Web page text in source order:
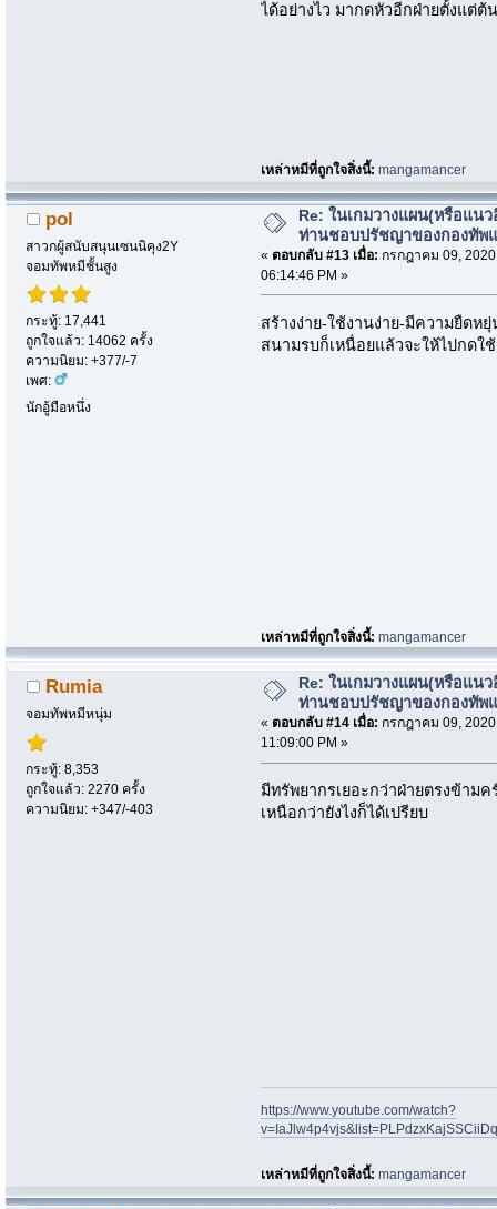
ได้อย่างไว มากดหัวอีกฝ่ายตั้งแต่ต้
เหล่าหมีที่ถูกใจสิ่งนี้:mangamancer
pol
สาวกผู้สนับสนุนเซนนิคุง2Y
จอมทัพหมีชั้นสูง
กระทู้: 17,441
ถูกใจแล้ว: 14062 ครั้ง
ความนิยม: +377/-7
เพศ:
นักอู้มือหนึ่ง
Re: ในเกมวางแผน(หรือแน
ท่านชอบปรัชญาของกองทัพ
« ตอบกลับ #13 เมื่อ: กรกฎาคม 09,
06:14:46 PM »
สร้างง่าย-ใช้งานง่าย-มีความยืดห
สนามรบก็เหนื่อยแล้วจะให้ไปกด
เหล่าหมีที่ถูกใจสิ่งนี้:mangamancer
Rumia
จอมทัพหมีหนุ่ม
กระทู้: 8,353
ถูกใจแล้ว: 2270 ครั้ง
ความนิยม: +347/-403
Re: ในเกมวางแผน(หรือแน
ท่านชอบปรัชญาของกองทัพ
« ตอบกลับ #14 เมื่อ: กรกฎาคม 09,
11:09:00 PM »
มีทรัพยากรเยอะกว่าฝ่ายตรงข้าม
เหนือกว่ายังไงก็ได้เปรียบ
https://www.youtube.com/watch?
เหล่าหมีที่ถูกใจสิ่งนี้:mangamancer